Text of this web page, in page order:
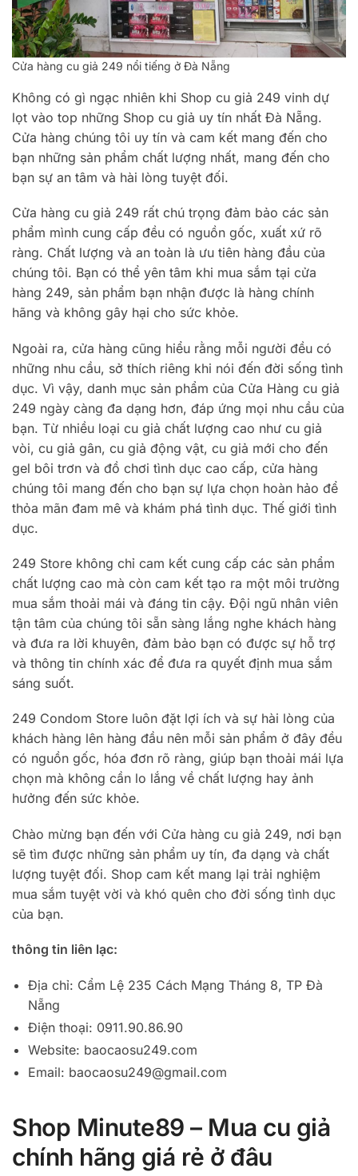
Cửa hàng cu giả 249 nổi tiếng ở Đà Nẵng
Không có gì ngạc nhiên khi Shop cu giả 249 vinh dự
lọt vào top những Shop cu giả uy tín nhất Đà Nẵng.
Cửa hàng chúng tôi uy tín và cam kết mang đến cho
bạn những sản phẩm chất lượng nhất, mang đến cho
bạn sự an tâm và hài lòng tuyệt đối.
Cửa hàng cu giả 249 rất chú trọng đảm bảo các sản
phẩm mình cung cấp đều có nguồn gốc, xuất xứ rõ
ràng. Chất lượng và an toàn là ưu tiên hàng đầu của
chúng tôi. Bạn có thể yên tâm khi mua sắm tại cửa
hàng 249, sản phẩm bạn nhận được là hàng chính
hãng và không gây hại cho sức khỏe.
Ngoài ra, cửa hàng cũng hiểu rằng mỗi người đều có
những nhu cầu, sở thích riêng khi nói đến đời sống tình
dục. Vì vậy, danh mục sản phẩm của Cửa Hàng cu giả
249 ngày càng đa dạng hơn, đáp ứng mọi nhu cầu của
bạn. Từ nhiều loại cu giả chất lượng cao như cu giả
vòi, cu giả gân, cu giả động vật, cu giả mới cho đến
gel bôi trơn và đồ chơi tình dục cao cấp, cửa hàng
chúng tôi mang đến cho bạn sự lựa chọn hoàn hảo để
thỏa mãn đam mê và khám phá tình dục. Thế giới tình
dục.
249 Store không chỉ cam kết cung cấp các sản phẩm
chất lượng cao mà còn cam kết tạo ra một môi trường
mua sắm thoải mái và đáng tin cậy. Đội ngũ nhân viên
tận tâm của chúng tôi sẵn sàng lắng nghe khách hàng
và đưa ra lời khuyên, đảm bảo bạn có được sự hỗ trợ
và thông tin chính xác để đưa ra quyết định mua sắm
sáng suốt.
249 Condom Store luôn đặt lợi ích và sự hài lòng của
khách hàng lên hàng đầu nên mỗi sản phẩm ở đây đều
có nguồn gốc, hóa đơn rõ ràng, giúp bạn thoải mái lựa
chọn mà không cần lo lắng về chất lượng hay ảnh
hưởng đến sức khỏe.
Chào mừng bạn đến với Cửa hàng cu giả 249, nơi bạn
sẽ tìm được những sản phẩm uy tín, đa dạng và chất
lượng tuyệt đối. Shop cam kết mang lại trải nghiệm
mua sắm tuyệt vời và khó quên cho đời sống tình dục
của bạn.
thông tin liên lạc:
Địa chỉ: Cẩm Lệ 235 Cách Mạng Tháng 8, TP Đà
Nẵng
Điện thoại: 0911.90.86.90
Website: baocaosu249.com
Email: baocaosu249@gmail.com
Shop Minute89 – Mua cu giả
chính hãng giá rẻ ở đâu